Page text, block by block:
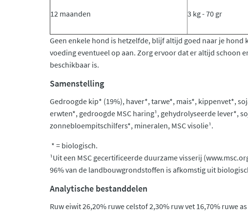
12 maanden 3 kg - 70 gr
Geen enkele hond is hetzelfde, blijf altijd goed naar je hond
voeding eventueel op aan. Zorg ervoor dat er altijd schoon
beschikbaar is.
Samenstelling
Gedroogde kip* (19%), haver*, tarwe*, mais*, kippenvet*,
erwten*, gedroogde MSC haring¹, gehydrolyseerde lever*,
zonnebloempitschilfers*, mineralen, MSC visolie¹.
* = biologisch.
¹Uit een MSC gecertificeerde duurzame visserij
96% van de landbouwgrondstoffen is afkomstig uit
Analytische bestanddelen
Ruw eiwit 26,20% ruwe celstof 2,30% ruw vet 16,70% ruwe